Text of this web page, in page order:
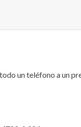
un teléfono a un